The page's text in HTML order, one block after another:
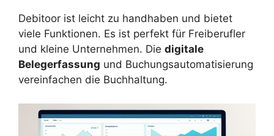
Debitoor ist leicht zu handhaben und bietet
viele Funktionen. Es ist perfekt für Freiberufler
und kleine Unternehmen. Die digitale
Belegerfassung und Buchungsautomatisierung
vereinfachen die Buchhaltung.